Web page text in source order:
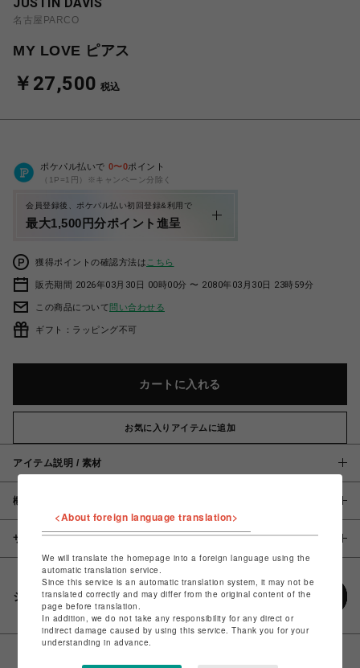
名古屋PARCO
MY LOVE ピアス
￥27,500 税込
ポケパル払いで 0〜0ポイント
（1P=1円）※キャンペーン分除く
会員登録後、ポケパル払い初回登録&利用で
最大1,500円分ポイント進呈
獲得ポイントの確認方法は こちら
販売期間 2026年03月30日 00時00分 〜 2080年03月30日 23時59分
この商品について問い合わせる
ギフト：ラッピング不可
カートに入れる
お気に入りアイテムに追加
アイテム説明 / 素材
概要
サイズ
シェアする
<About foreign language translation>
We will translate the homepage into a foreign language using the
automatic translation service.
Since this service is an automatic translation system, it may not be
translated correctly and may differ from the original content of the
page before translation.
In addition, we do not take any responsibility for any direct or
indirect damage caused by using this service. Thank you for your
understanding in advance.